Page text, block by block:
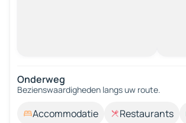
Onderweg
Bezienswaardigheden langs uw route.
Accommodatie Restaurants